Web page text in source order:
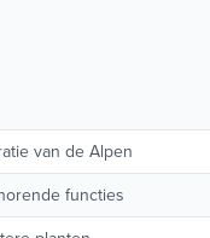
van de Alpen
functies